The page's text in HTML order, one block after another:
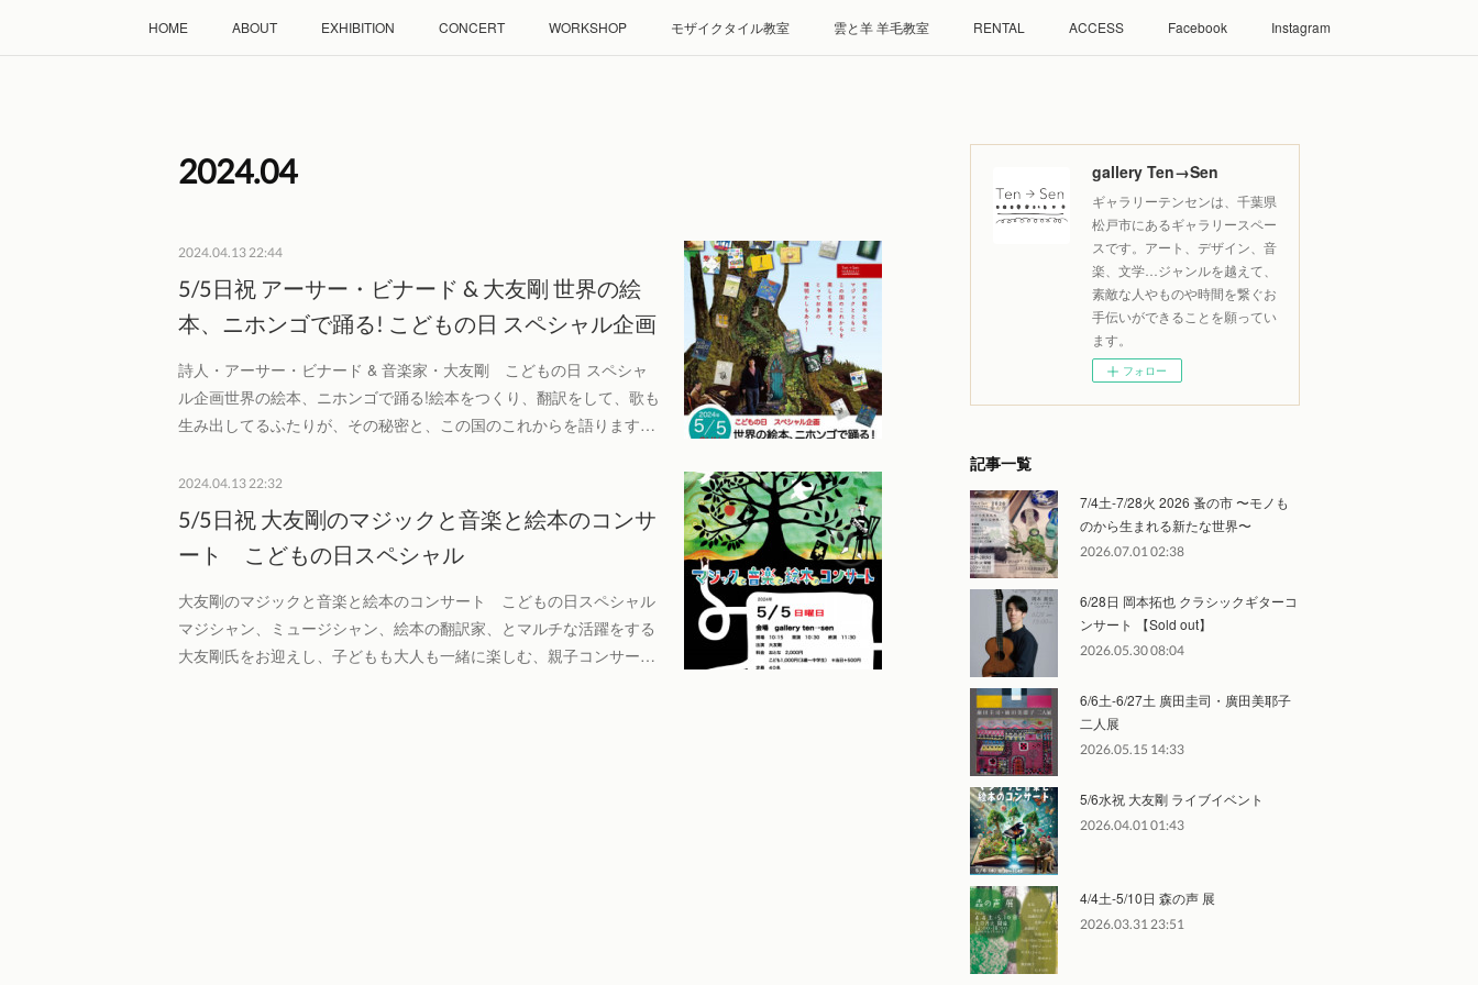
HOME ABOUT EXHIBITION CONCERT WORKSHOP モザイクタイル教室 雲と羊 羊毛教室 RENTAL ACCESS Facebook Instagram
2024.04
2024.04.13 22:44
5/5日祝 アーサー・ビナード & 大友剛 世界の絵
本、ニホンゴで踊る! こどもの日 スペシャル企画
詩人・アーサー・ビナード & 音楽家・大友剛 こどもの日 スペシャ
ル企画世界の絵本、ニホンゴで踊る!絵本をつくり、翻訳をして、歌も
生み出してるふたりが、その秘密と、この国のこれからを語ります…
2024.04.13 22:32
5/5日祝 大友剛のマジックと音楽と絵本のコンサ
ート こどもの日スペシャル
大友剛のマジックと音楽と絵本のコンサート こどもの日スペシャル
マジシャン、ミュージシャン、絵本の翻訳家、とマルチな活躍をする
大友剛氏をお迎えし、子どもも大人も一緒に楽しむ、親子コンサー…
gallery Ten→Sen
ギャラリーテンセンは、千葉県
松戸市にあるギャラリースペー
スです。アート、デザイン、音
楽、文学…ジャンルを越えて、
素敵な人やものや時間を繋ぐお
手伝いができることを願ってい
ます。
フォロー
記事一覧
7/4土-7/28火 2026 蚤の市 〜モノも
のから生まれる新たな世界〜
2026.07.01 02:38
6/28日 岡本拓也 クラシックギターコ
ンサート 【Sold out】
2026.05.30 08:04
6/6土-6/27土 廣田圭司・廣田美耶子
二人展
2026.05.15 14:33
5/6水祝 大友剛 ライブイベント
2026.04.01 01:43
4/4土-5/10日 森の声 展
2026.03.31 23:51